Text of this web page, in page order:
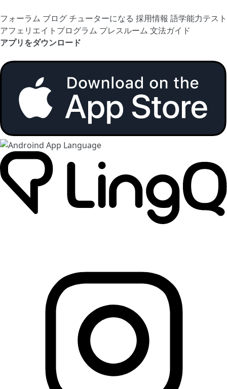
フォーラム ブログチューターになる 採用情報 語学能力テスト
アフェリエイトプログラム プレスルーム 文法ガイド
アプリをダウンロード